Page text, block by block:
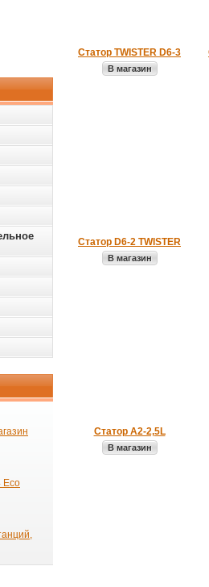
Статор TWISTER D6-3
В магазин
Статор D6-2 TWISTER
В магазин
Статор А2-2,5L
В магазин
Eco